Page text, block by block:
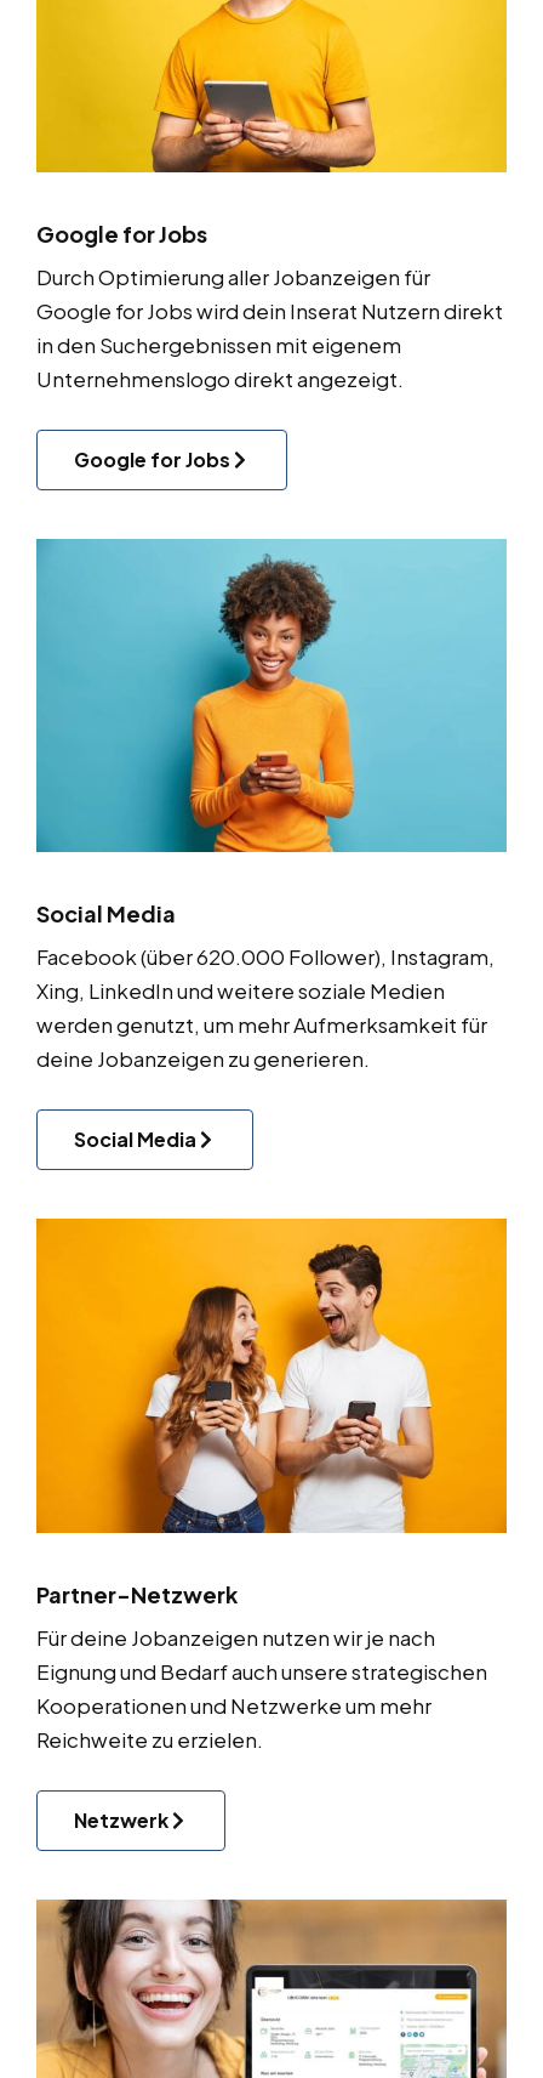
Google for Jobs
Durch Optimierung aller Jobanzeigen für
Google for Jobs wird dein Inserat Nutzern direkt
in den Suchergebnissen mit eigenem
Unternehmenslogo direkt angezeigt.
Google for Jobs
Social Media
Facebook (über 620.000 Follower), Instagram,
Xing, LinkedIn und weitere soziale Medien
werden genutzt, um mehr Aufmerksamkeit für
deine Jobanzeigen zu generieren.
Social Media
Partner-Netzwerk
Für deine Jobanzeigen nutzen wir je nach
Eignung und Bedarf auch unsere strategischen
Kooperationen und Netzwerke um mehr
Reichweite zu erzielen.
Netzwerk